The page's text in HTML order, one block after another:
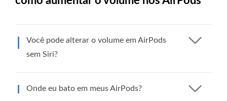
Você pode alterar o volume em AirPods
sem Siri?
Onde eu bato em meus AirPods?